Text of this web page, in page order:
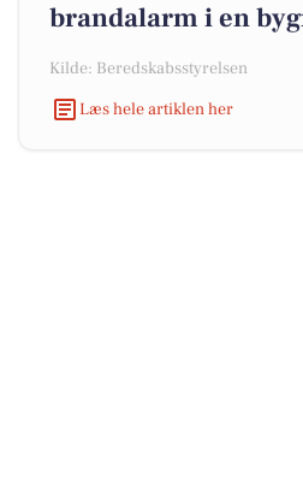
brandalarm i en
Kilde: Beredskabsstyrelsen
Læs hele artiklen her